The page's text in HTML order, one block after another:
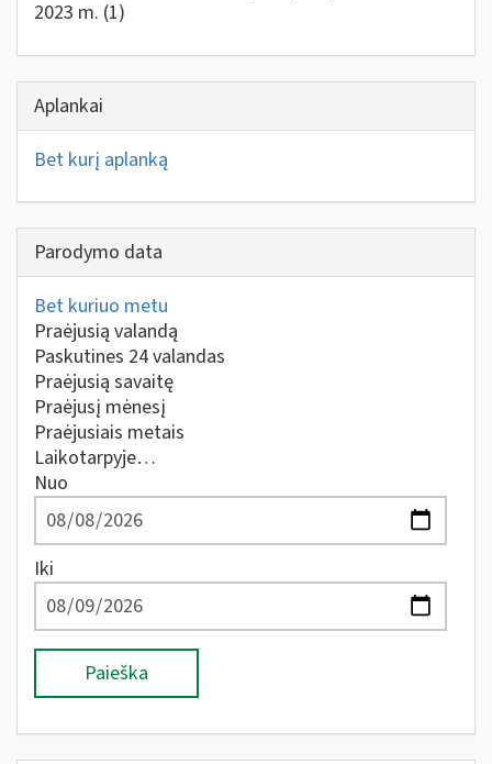
2023 m. (1)
Aplankai
Bet kurį aplanką
Parodymo data
Bet kuriuo metu
Praėjusią valandą
Paskutines 24 valandas
Praėjusią savaitę
Praėjusį mėnesį
Praėjusiais metais
Laikotarpyje…
Nuo
Iki
Paieška